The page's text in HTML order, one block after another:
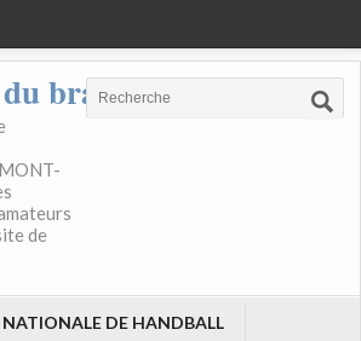
bras
de
NATIONALE DE HANDBALL